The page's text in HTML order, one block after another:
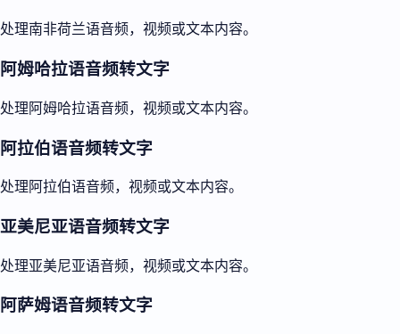
处理南非荷兰语音频，视频或文本内容。
阿姆哈拉语音频转文字
处理阿姆哈拉语音频，视频或文本内容。
阿拉伯语音频转文字
处理阿拉伯语音频，视频或文本内容。
亚美尼亚语音频转文字
处理亚美尼亚语音频，视频或文本内容。
阿萨姆语音频转文字